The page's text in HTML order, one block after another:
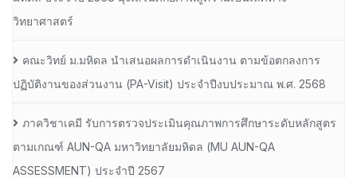
วิทยาศาสตร์
คณะวิทย์ ม.มหิดล นำเสนอผลการดำเนินงาน ตามข้อตกลงการ
ปฏิบัติงานของส่วนงาน (PA-Visit) ประจำปีงบประมาณ พ.ศ. 2568
ภาควิชาเคมี รับการตรวจประเมินคุณภาพการศึกษาระดับหลักสูตร
ตามเกณฑ์ AUN-QA มหาวิทยาลัยมหิดล (MU AUN-QA
ASSESSMENT) ประจำปี 2567